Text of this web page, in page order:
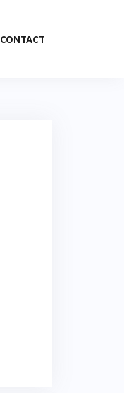
CONTACT